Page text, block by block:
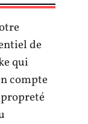
de
qui
compte